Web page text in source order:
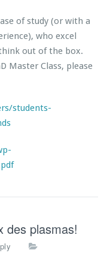
of study (or with a
who excel
out of the box.
Master Class, please
students-
des plasmas!